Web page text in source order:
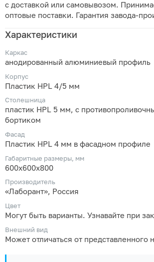
с доставкой или самовывозом.
оптовые поставки. Гарантия завода-
Характеристики
Каркас
анодированный алюминиевый профиль
Корпус
Пластик HPL 4/5 мм
Столешница
пластик HPL 5 мм, с
бортиком
Фасад
Пластик HPL 4 мм в фасадном профиле
Габаритные размеры, мм
600х600х800
Производитель
«Лаборант», Россия
Цвет
Могут быть варианты. Узнавайте при
Внешний вид
Может отличаться от представленного